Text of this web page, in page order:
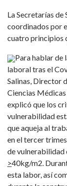
La Secretarías de
coordinados por
cuatro principios
Para hablar de
laboral tras el
Salinas, Director
Ciencias
explicó que los
vulnerabilidad
que aqueja al
en el tercer
de vulnerabilidad
>40kg/m2.
esta labor, así